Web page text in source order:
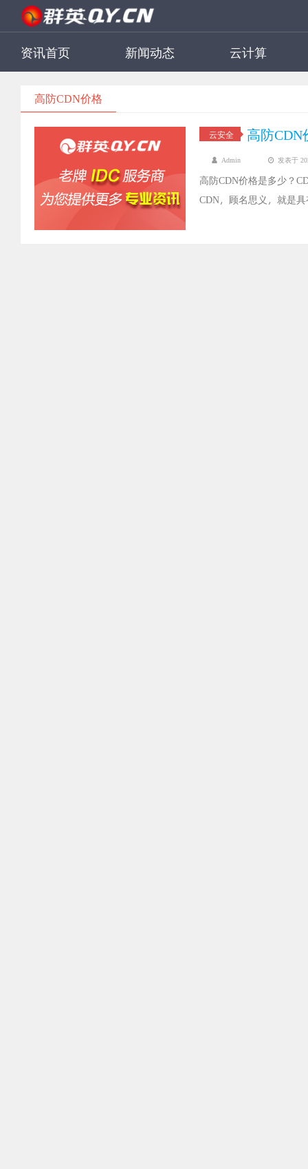
资讯首页 新闻动态 云计算
高防CDN价格
云安全 高防
Admin 发表于
高防CDN价格是多少？
CDN，顾名思义，就是